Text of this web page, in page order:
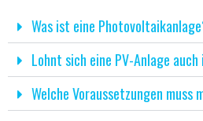
Was ist eine
Lohnt sich eine PV-Anlage
Welche Voraussetzungen muss